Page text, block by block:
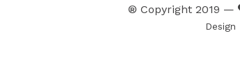
® Copyright 2019 —
Design